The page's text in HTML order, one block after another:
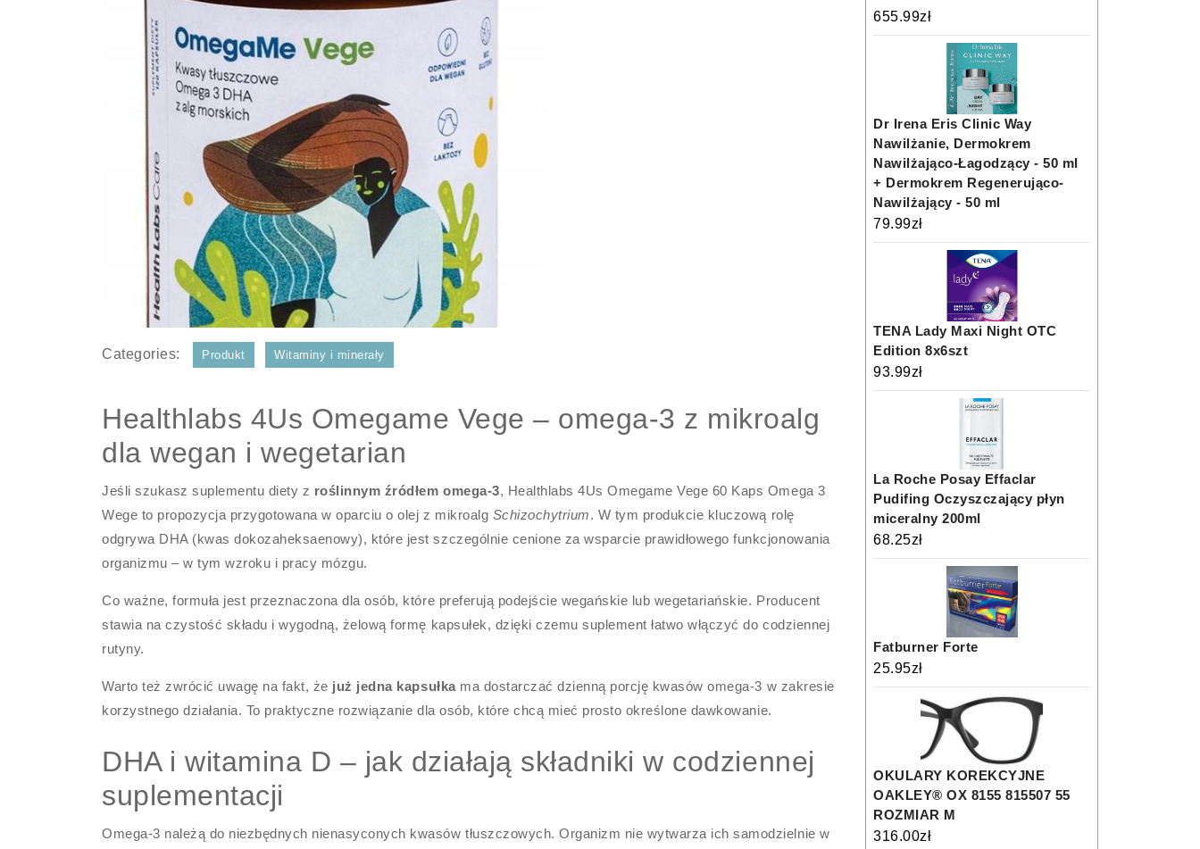
Categories: Produkt Witaminy i minerały
Healthlabs 4Us Omegame Vege – omega-3 z mikroalg
dla wegan i wegetarian
Jeśli szukasz suplementu diety z roślinnym źródłem omega-3, Healthlabs 4Us Omegame Vege 60 Kaps Omega 3
Wege to propozycja przygotowana w oparciu o olej z mikroalg Schizochytrium. W tym produkcie kluczową rolę
odgrywa DHA (kwas dokozaheksaenowy), które jest szczególnie cenione za wsparcie prawidłowego funkcjonowania
organizmu – w tym wzroku i pracy mózgu.
Co ważne, formuła jest przeznaczona dla osób, które preferują podejście wegańskie lub wegetariańskie. Producent
stawia na czystość składu i wygodną, żelową formę kapsułek, dzięki czemu suplement łatwo włączyć do codziennej
rutyny.
Warto też zwrócić uwagę na fakt, że już jedna kapsułka ma dostarczać dzienną porcję kwasów omega-3 w zakresie
korzystnego działania. To praktyczne rozwiązanie dla osób, które chcą mieć prosto określone dawkowanie.
DHA i witamina D – jak działają składniki w codziennej
suplementacji
Omega-3 należą do niezbędnych nienasyconych kwasów tłuszczowych. Organizm nie wytwarza ich samodzielnie w
655.99zł
Dr Irena Eris Clinic Way
Nawilżanie, Dermokrem
Nawilżająco-Łagodzący - 50 ml
+ Dermokrem Regenerująco-
Nawilżający - 50 ml
79.99zł
TENA Lady Maxi Night OTC
Edition 8x6szt
93.99zł
La Roche Posay Effaclar
Pudifing Oczyszczający płyn
miceralny 200ml
68.25zł
Fatburner Forte
25.95zł
OKULARY KOREKCYJNE
OAKLEY® OX 8155 815507 55
ROZMIAR M
316.00zł